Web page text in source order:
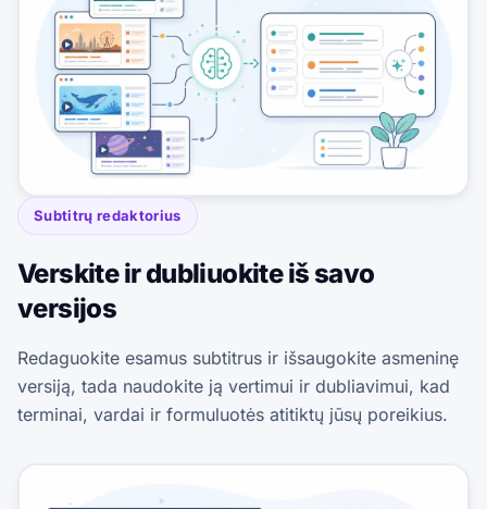
Subtitrų redaktorius
Verskite ir dubliuokite iš savo
versijos
Redaguokite esamus subtitrus ir išsaugokite asmeninę
versiją, tada naudokite ją vertimui ir dubliavimui, kad
terminai, vardai ir formuluotės atitiktų jūsų poreikius.